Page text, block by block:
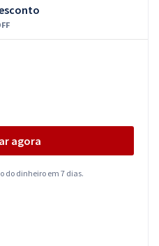
agora
do dinheiro em 7 dias.